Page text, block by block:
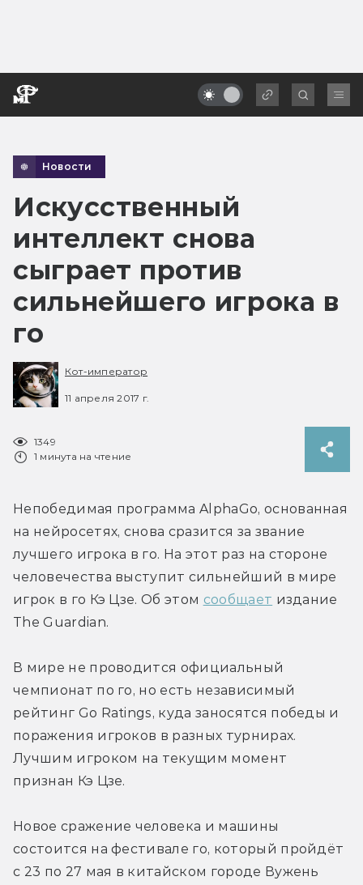
Новости
Искусственный
интеллект снова
сыграет против
сильнейшего игрока в
го
Кот-император
11 апреля 2017 г.
1349
1 минута на чтение
Непобедимая программа AlphaGo, основанная
на нейросетях, снова сразится за звание
лучшего игрока в го. На этот раз на стороне
человечества выступит сильнейший в мире
игрок в го Кэ Цзе. Об этом сообщает издание
The Guardian.
В мире не проводится официальный
чемпионат по го, но есть независимый
рейтинг Go Ratings, куда заносятся победы и
поражения игроков в разных турнирах.
Лучшим игроком на текущим момент
признан Кэ Цзе.
Новое сражение человека и машины
состоится на фестивале го, который пройдёт
с 23 по 27 мая в китайском городе Вужень